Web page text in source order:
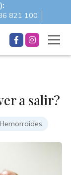
821 100
a salir?
Hemorroides